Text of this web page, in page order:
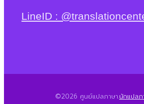
LineID :
©2026 ศูนย์แปลภาษา.นักแปลภ